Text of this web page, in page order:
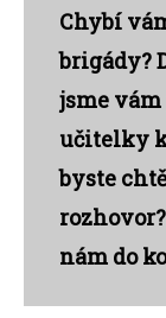
Chybí
brigády?
jsme
učitelky
byste
nám do